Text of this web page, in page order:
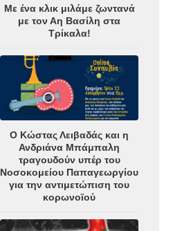
Με ένα κλικ μιλάμε ζωντανά
με τον Αη Βασίλη στα
Τρίκαλα!
Ο Κώστας Λειβαδάς και η
Ανδριάνα Μπάμπαλη
τραγουδούν υπέρ του
Νοσοκομείου Παπαγεωργίου
για την αντιμετώπιση του
κορωνοϊού